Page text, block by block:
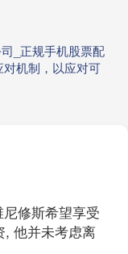
_正规手机股票配
机制，以应对可
修斯希望享受
, 他并未考虑离